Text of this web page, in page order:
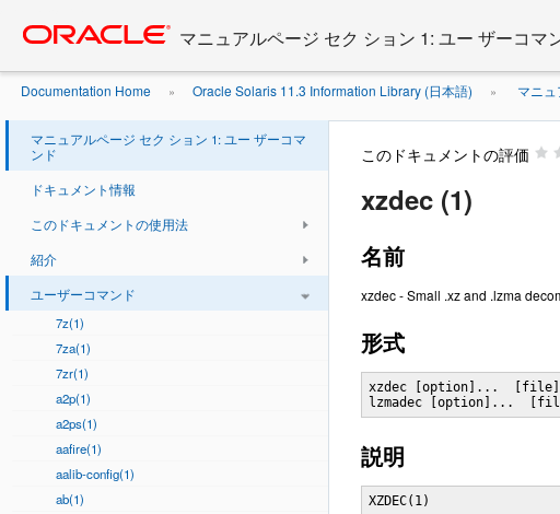
content
マニュアルページ セク ション 1: ユー ザーコマ
Documentation Home » Oracle Solaris 11.3 Information Library (日本語) » マニ
マニュアルページ セク ション 1: ユー ザーコマ
ンド
ドキュメント情報
このドキュメントの使用法
紹介
ユーザーコマンド
7z(1)
7za(1)
7zr(1)
a2p(1)
a2ps(1)
aafire(1)
aalib-config(1)
ab(1)
このドキュメントの評価
xzdec (1)
名前
xzdec - Small .xz and .lzma
形式
xzdec [option]...
lzmadec [option]...
説明
XZDEC(1)